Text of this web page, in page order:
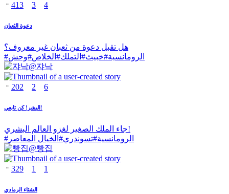
413 3 4
دعوة الثعبان
هل تقبل دعوة من ثعبان غير معروف؟
#
الرومانسية#خبيث# التملك# الخلاص#وحش
@쟈낙
202 2 6
البشر! كن تابعي!
جاء الملك الصغير لغزو العالم البشري!
#
الرومانسية#تسوندري# الخيال المعاصر
@빵집
329 1 1
الشتاء الرمادي